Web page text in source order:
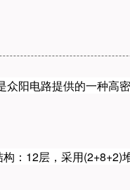
众阳电路提供的一种高
：12层，采用(2+8+2)